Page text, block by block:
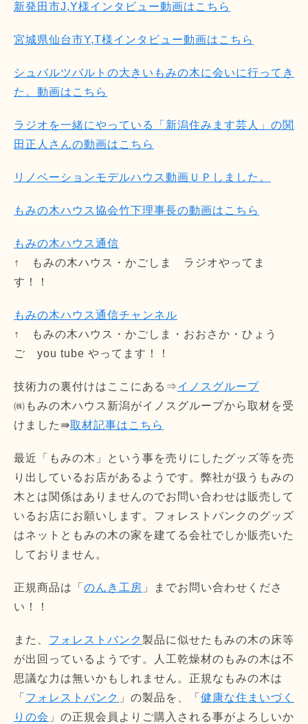
新発田市J,Y様インタビュー動画はこちら
宮城県仙台市Y,T様インタビュー動画はこちら
シュバルツバルトの大きいもみの木に会いに行ってき
た。動画はこちら
ラジオを一緒にやっている「新潟住みます芸人」の関
田正人さんの動画はこちら
リノベーションモデルハウス動画ＵＰしました。
もみの木ハウス協会竹下理事長の動画はこちら
もみの木ハウス通信
↑ もみの木ハウス・かごしま ラジオやってま
す！！
もみの木ハウス通信チャンネル
↑ もみの木ハウス・かごしま・おおさか・ひょう
ご you tube やってます！！
技術力の裏付けはここにある⇒イノスグループ
㈱もみの木ハウス新潟がイノスグループから取材を受
けました⇛取材記事はこちら
最近「もみの木」という事を売りにしたグッズ等を売
り出しているお店があるようです。弊社が扱うもみの
木とは関係はありませんのでお問い合わせは販売して
いるお店にお願いします。フォレストバンクのグッズ
はネットともみの木の家を建てる会社でしか販売いた
しておりません。
正規商品は「 のんき工房 」までお問い合わせくださ
い！！
また、 フォレストバンク製品に似せたもみの木の床等
が出回っているようです。人工乾燥材のもみの木は不
思議な力は無いかもしれません。正規なもみの木は
「 フォレストバンク 」の製品を、「 健康な住まいづく
りの会 」の正規会員よりご購入される事がよろしいか